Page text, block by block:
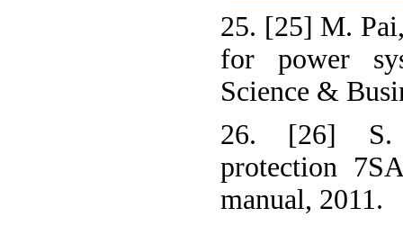
25. [25] M.
for power
Science &
26. [26] S.
protection
manual, 2011.